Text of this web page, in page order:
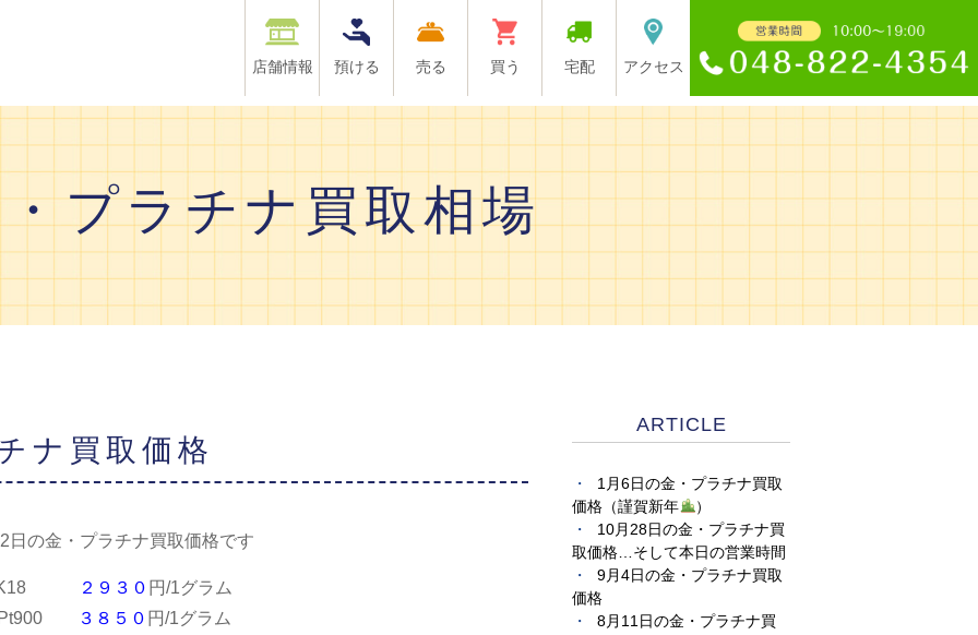
店舗情報 預ける 売る 買う 宅配 アクセス
プラチナ買取相場
ナ買取価格
日の金・プラチナ買取価格です
２９３０ 円/1グラム
Pt900
３８５０ 円/1グラム
ARTICLE
1月6日の金・プラチナ買取
価格（謹賀新年
）
10月28日の金・プラチナ買
取価格…そして本日の営業時間
9月4日の金・プラチナ買取
価格
8月11日の金・プラチナ買